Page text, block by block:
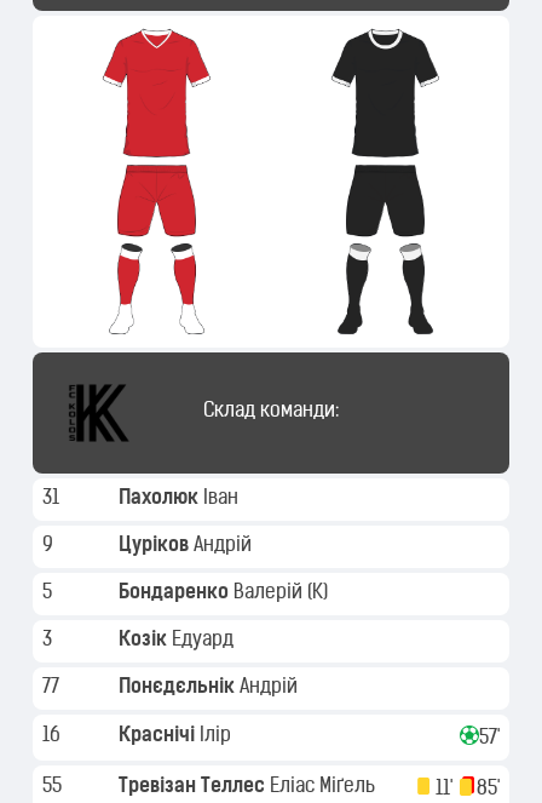
Склад команди:
31 Пахолюк Іван
9 Цуріков Андрій
5 Бондаренко Валерій (K)
3 Козік Едуард
77 Понєдєльнік Андрій
16 Краснічі Ілір 57'
55 Тревізан Теллес Еліас Міґель 11' 85'